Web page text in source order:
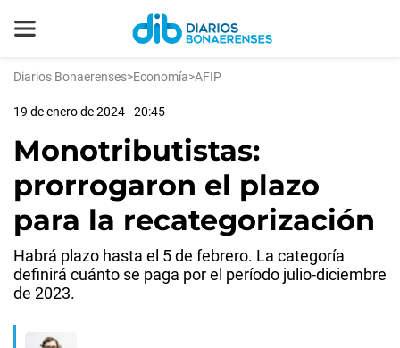
Diarios Bonaerenses>Economía>AFIP
19 de enero de 2024 - 20:45
Monotributistas:
prorrogaron el plazo
para la recategorización
Habrá plazo hasta el 5 de febrero. La categoría
definirá cuánto se paga por el período julio-diciembre
de 2023.